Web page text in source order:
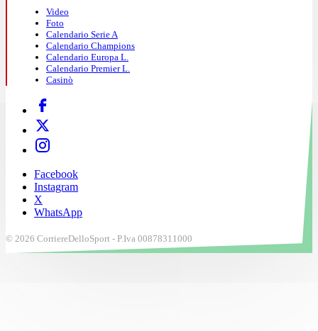
Video
Foto
Calendario Serie A
Calendario Champions
Calendario Europa L.
Calendario Premier L.
Casinò
Facebook
Instagram
X
WhatsApp
© 2026 CorriereDelloSport - P.Iva 00878311000